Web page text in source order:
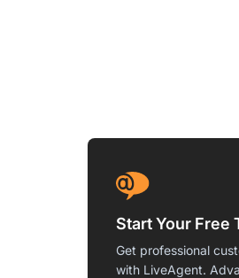
Start Your Free
Get professional
with LiveAgent.